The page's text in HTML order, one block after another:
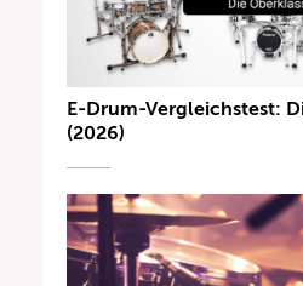
E-Drum-Vergleichstest:
(2026)